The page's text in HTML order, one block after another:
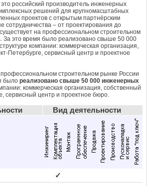
российский производитель инженерных
решений для крупномасштабных
проектов с открытым партнёрским
сотрудничества – от проектирования до
на профессиональном строительном
За это время было реализовано свыше 50 000
компании: коммерческая организация,
Петербурге, сервисный центр и проектное
строительном рынке России
было реализовано свыше 50 000 инженерных
коммерческая организация, собственный
сервисный центр и проектное бюро.
Вид деятельности
✓